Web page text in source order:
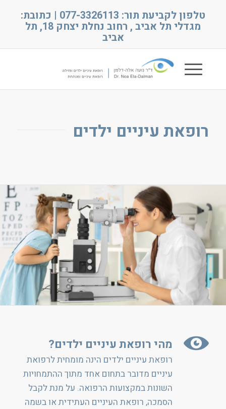
טלפון לקביעת תור: 077-3326113 | כתובת:
מגדלי תל אביב , רחוב נחלת יצחק 18, תל
אביב
רופאת עיניים ילדים
מהי רופאת עיניים ילדים?
רופאת עיניים ילדים הינה מומחית לרפואת
עיניים מדובר בתחום אחד מתוך ההתמחויות
השונות במקצועות הרפואה. על מנת לקבל
הסמכה, רופאת העיניים העתידית או בשמה